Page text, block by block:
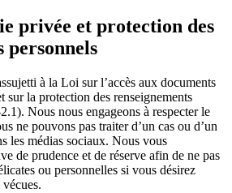
privée et protection des
personnels
à la Loi sur l’accès aux documents
sur la protection des renseignements
Nous nous engageons à respecter le
ne pouvons pas traiter d’un cas ou d’un
les médias sociaux. Nous vous
de prudence et de réserve afin de ne pas
ou personnelles si vous désirez